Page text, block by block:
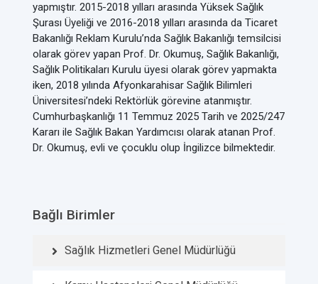
yapmıştır. 2015-2018 yılları arasında Yüksek Sağlık
Şurası Üyeliği ve 2016-2018 yılları arasında da Ticaret
Bakanlığı Reklam Kurulu’nda Sağlık Bakanlığı temsilcisi
olarak görev yapan Prof. Dr. Okumuş, Sağlık Bakanlığı,
Sağlık Politikaları Kurulu üyesi olarak görev yapmakta
iken, 2018 yılında Afyonkarahisar Sağlık Bilimleri
Üniversitesi’ndeki Rektörlük görevine atanmıştır.
Cumhurbaşkanlığı 11 Temmuz 2025 Tarih ve 2025/247
Kararı ile Sağlık Bakan Yardımcısı olarak atanan Prof.
Dr. Okumuş, evli ve çocuklu olup İngilizce bilmektedir.
Bağlı Birimler
Sağlık Hizmetleri Genel Müdürlüğü